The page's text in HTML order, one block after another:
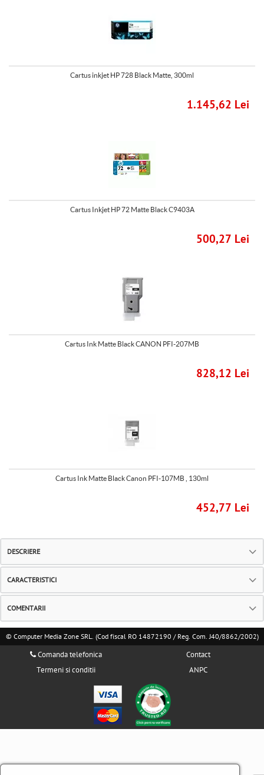
Cartus inkjet HP 728 Black Matte, 300ml
1.145,62 Lei
Cartus Inkjet HP 72 Matte Black C9403A
500,27 Lei
Cartus Ink Matte Black CANON PFI-207MB
828,12 Lei
Cartus Ink Matte Black Canon PFI-107MB , 130ml
452,77 Lei
DESCRIERE
CARACTERISTICI
COMENTARII
© Computer Media Zone SRL. (Cod fiscal RO 14872190 / Reg. Com. J40/8862/2002)
Comanda telefonica
Termeni si conditii
Contact
ANPC